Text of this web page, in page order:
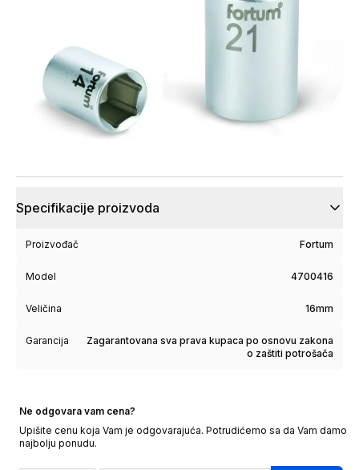
Specifikacije proizvoda
Proizvođač Fortum
Model 4700416
Veličina 16mm
Garancija
Zagarantovana sva prava kupaca po osnovu zakona
o zaštiti potrošača
Ne odgovara vam cena?
Upišite cenu koja Vam je odgovarajuća. Potrudićemo sa da Vam damo
najbolju ponudu.